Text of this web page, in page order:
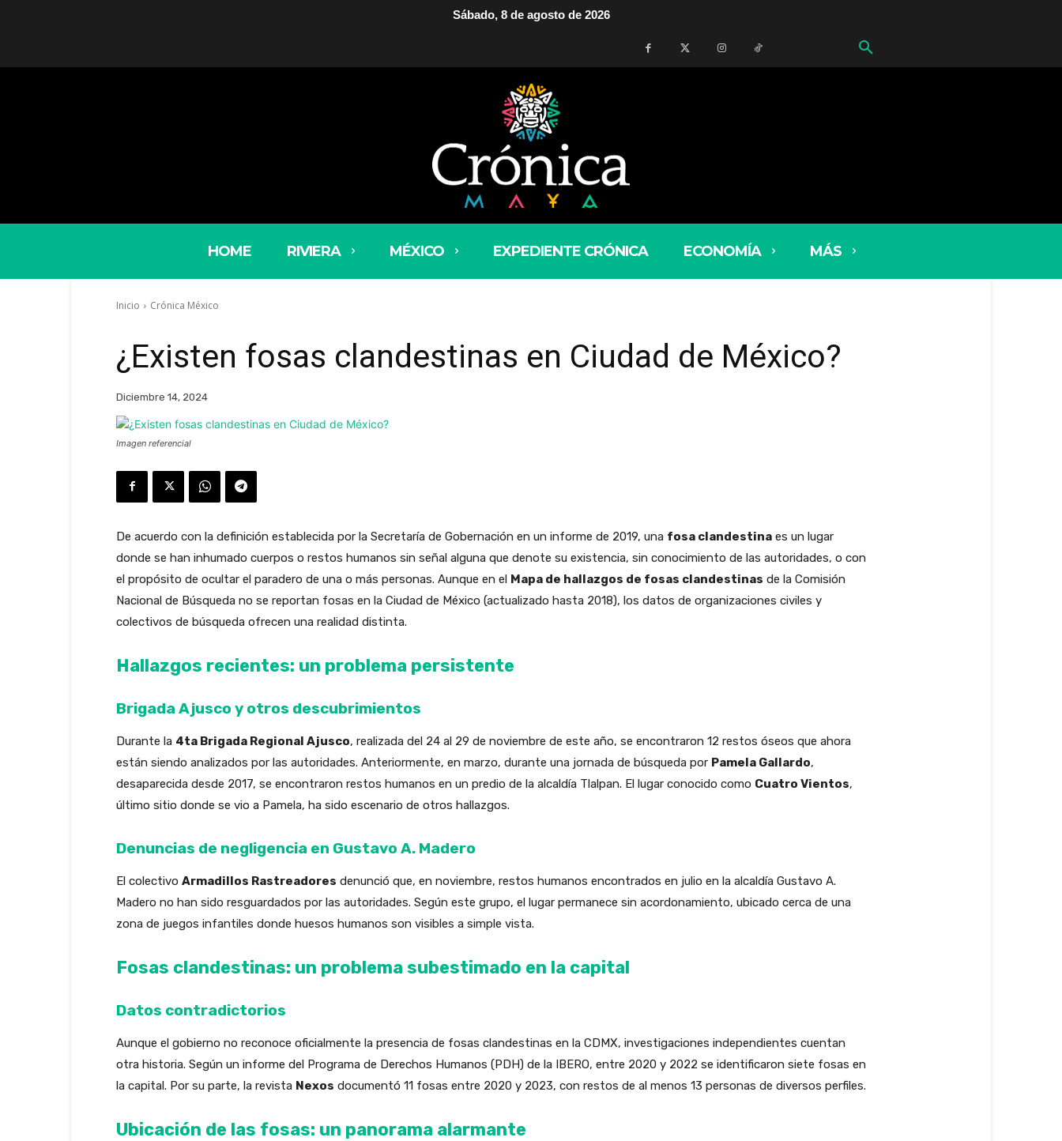
Sábado, 8 de agosto de 2026
HOME RIVIERA MÉXICO EXPEDIENTE CRÓNICA ECONOMÍA MÁS
Inicio Crónica México
¿Existen fosas clandestinas en Ciudad de México?
Diciembre 14, 2024
Imagen referencial
De acuerdo con la definición establecida por la Secretaría de Gobernación en un informe de 2019, una fosa clandestina es un lugar
donde se han inhumado cuerpos o restos humanos sin señal alguna que denote su existencia, sin conocimiento de las autoridades, o con
el propósito de ocultar el paradero de una o más personas. Aunque en el Mapa de hallazgos de fosas clandestinas de la Comisión
Nacional de Búsqueda no se reportan fosas en la Ciudad de México (actualizado hasta 2018), los datos de organizaciones civiles y
colectivos de búsqueda ofrecen una realidad distinta.
Hallazgos recientes: un problema persistente
Brigada Ajusco y otros descubrimientos
Durante la 4ta Brigada Regional Ajusco, realizada del 24 al 29 de noviembre de este año, se encontraron 12 restos óseos que ahora
están siendo analizados por las autoridades. Anteriormente, en marzo, durante una jornada de búsqueda por Pamela Gallardo,
desaparecida desde 2017, se encontraron restos humanos en un predio de la alcaldía Tlalpan. El lugar conocido como Cuatro Vientos,
último sitio donde se vio a Pamela, ha sido escenario de otros hallazgos.
Denuncias de negligencia en Gustavo A. Madero
El colectivo Armadillos Rastreadores denunció que, en noviembre, restos humanos encontrados en julio en la alcaldía Gustavo A.
Madero no han sido resguardados por las autoridades. Según este grupo, el lugar permanece sin acordonamiento, ubicado cerca de una
zona de juegos infantiles donde huesos humanos son visibles a simple vista.
Fosas clandestinas: un problema subestimado en la capital
Datos contradictorios
Aunque el gobierno no reconoce oficialmente la presencia de fosas clandestinas en la CDMX, investigaciones independientes cuentan
otra historia. Según un informe del Programa de Derechos Humanos (PDH) de la IBERO, entre 2020 y 2022 se identificaron siete fosas en
la capital. Por su parte, la revista Nexos documentó 11 fosas entre 2020 y 2023, con restos de al menos 13 personas de diversos perfiles.
Ubicación de las fosas: un panorama alarmante